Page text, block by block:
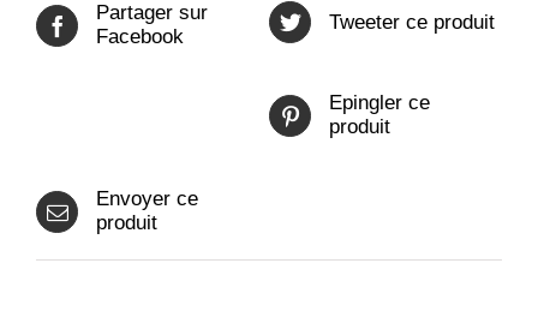
Partager sur
Facebook
Tweeter ce produit
Epingler ce
produit
Envoyer ce
produit